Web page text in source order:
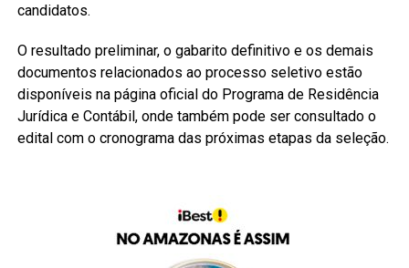
candidatos.
O resultado preliminar, o gabarito definitivo e os demais
documentos relacionados ao processo seletivo estão
disponíveis na página oficial do Programa de Residência
Jurídica e Contábil, onde também pode ser consultado o
edital com o cronograma das próximas etapas da seleção.